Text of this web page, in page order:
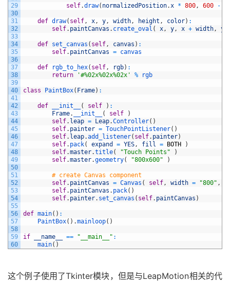
29
30
31
32
33
34
35
36
37
38
39
40
41
42
43
44
45
46
47
48
49
50
51
52
53
54
55
56
57
58
59
60
self.draw( normalizedPosition.x * 800, 600 -
def draw( self, x, y, width, height , color) :
self. paintCanvas . create_oval ( x, y, x + width, y
def set_canvas ( self, canvas ) :
self. paintCanvas = canvas
def rgb_to_hex( self, rgb) :
return
'#%02x%02x%02x' % rgb
class PaintBox( Frame) :
def __init__ ( self ) :
Frame. __init__ ( self
)
self. leap = Leap.Controller( )
self. painter = TouchPointListener( )
self. leap.add_listener( self. painter)
self. pack( expand = YES, fill = BOTH
)
self.master.title( "Touch Points"
)
self.master.geometry( "800x600" )
# create Canvas component
self. paintCanvas = Canvas ( self, width = "800" ,
self. paintCanvas . pack( )
self. painter. set_canvas ( self. paintCanvas )
def main( ) :
PaintBox( ) .mainloop( )
if __name__ == "__main__" :
main( )
这个例子使用了Tkinter模块，但是与LeapMotion相关的代